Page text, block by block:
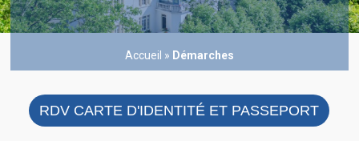
Accueil » Démarches
RDV CARTE D'IDENTITÉ ET PASSEPORT